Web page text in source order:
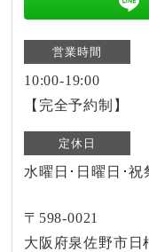
営業時間
10:00-19:00
【完全予約制】
定休日
水曜日･日曜日･祝
〒598-0021
大阪府泉佐野市日